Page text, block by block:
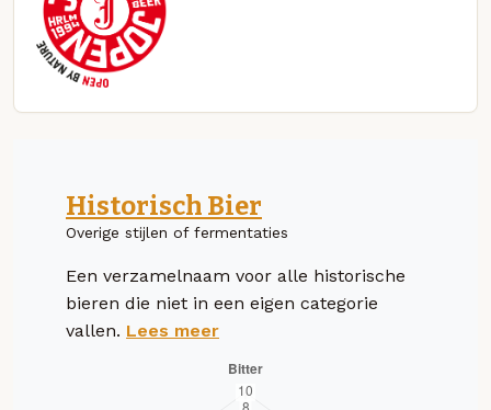
Historisch Bier
Overige stijlen of fermentaties
Een verzamelnaam voor alle historische
bieren die niet in een eigen categorie
vallen. Lees meer